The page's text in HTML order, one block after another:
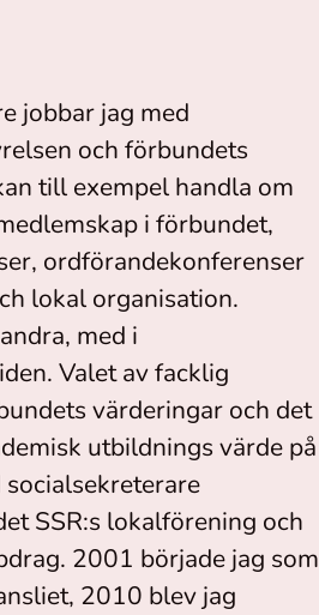
jobbar jag med
och förbundets
till exempel handla om
i förbundet,
ordförandekonferenser
lokal organisation.
med i
Valet av facklig
värderingar och det
utbildnings värde på
SSR:s lokalförening och
2001 började jag som
2010 blev jag